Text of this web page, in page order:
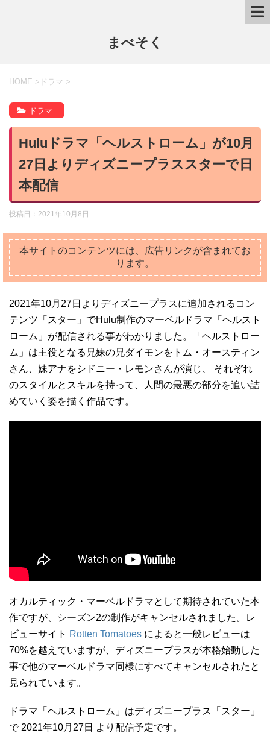
まべそく
HOME > ドラマ >
ドラマ
Huluドラマ「ヘルストローム」が10月
27日よりディズニープラススターで日
本配信
投稿日： 2021年10月8日
本サイトのコンテンツには、広告リンクが含まれてお
ります。
2021年10月27日よりディズニープラスに追加されるコン
テンツ「スター」でHulu制作のマーベルドラマ「ヘルスト
ローム」が配信される事がわかりました。「ヘルストロー
ム」は主役となる兄妹の兄ダイモンをトム・オースティン
さん、妹アナをシドニー・レモンさんが演じ、 それぞれ
のスタイルとスキルを持って、人間の最悪の部分を追い詰
めていく姿を描く作品です。
オカルティック・マーベルドラマとして期待されていた本
作ですが、シーズン2の制作がキャンセルされました。レ
ビューサイト
Rotten Tomatoes によると一般レビューは
70%を越えていますが、ディズニープラスが本格始動した
事で他のマーベルドラマ同様にすべてキャンセルされたと
見られています。
ドラマ「ヘルストローム」はディズニープラス「スター」
で 2021年10月27日 より配信予定です。